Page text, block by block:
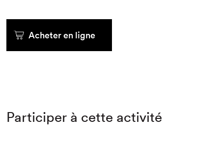
Acheter en ligne
Participer à cette activité